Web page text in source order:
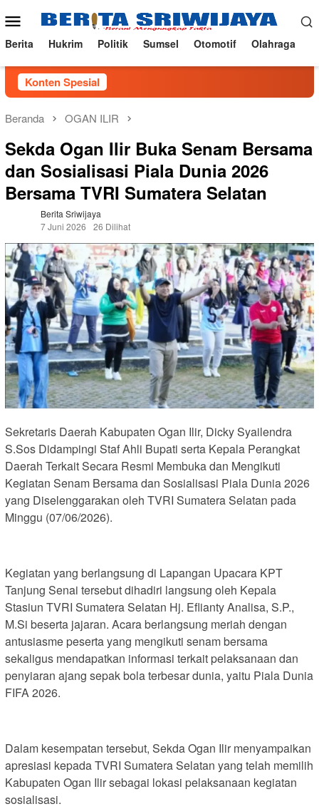
ke
konten
Menu
Mobile
Berita Hukrim Politik Sumsel Otomotif Olahraga
Konten Spesial
Beranda OGAN ILIR
Sekda Ogan Ilir Buka Senam Bersama
dan Sosialisasi Piala Dunia 2026
Bersama TVRI Sumatera Selatan
Berita Sriwijaya
7 Juni 2026
26 Dilihat
Sekretaris Daerah Kabupaten Ogan Ilir, Dicky Syailendra
S.Sos Didampingi Staf Ahli Bupati serta Kepala Perangkat
Daerah Terkait Secara Resmi Membuka dan Mengikuti
Kegiatan Senam Bersama dan Sosialisasi Piala Dunia 2026
yang Diselenggarakan oleh TVRI Sumatera Selatan pada
Minggu (07/06/2026).
Kegiatan yang berlangsung di Lapangan Upacara KPT
Tanjung Senai tersebut dihadiri langsung oleh Kepala
Stasiun TVRI Sumatera Selatan Hj. Eflianty Analisa, S.P.,
M.Si beserta jajaran. Acara berlangsung meriah dengan
antusiasme peserta yang mengikuti senam bersama
sekaligus mendapatkan informasi terkait pelaksanaan dan
penyiaran ajang sepak bola terbesar dunia, yaitu Piala Dunia
FIFA 2026.
Dalam kesempatan tersebut, Sekda Ogan Ilir menyampaikan
apresiasi kepada TVRI Sumatera Selatan yang telah memilih
Kabupaten Ogan Ilir sebagai lokasi pelaksanaan kegiatan
sosialisasi.